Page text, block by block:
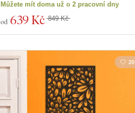
Můžete mít doma už o 2 pracovní dny
od 639 Kč 849 Kč
20